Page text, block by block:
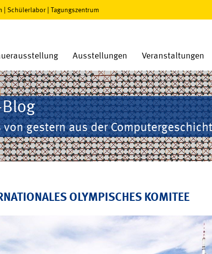
| Schülerlabor | Tagungszentrum
Ausstellungen Veranstaltungen
von gestern aus der
OLYMPISCHES KOMITEE